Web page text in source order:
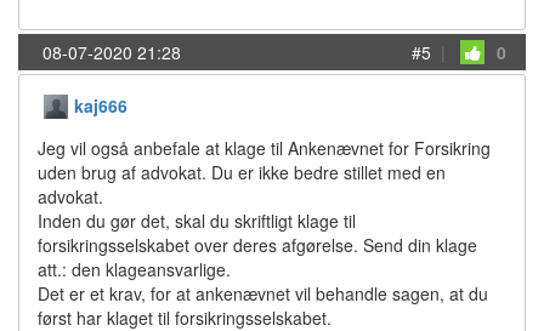
08-07-2020 21:28 #5 | 0
kaj666
Jeg vil også anbefale at klage til Ankenævnet for Forsikring
uden brug af advokat. Du er ikke bedre stillet med en
advokat.
Inden du gør det, skal du skriftligt klage til
forsikringsselskabet over deres afgørelse. Send din klage
att.: den klageansvarlige.
Det er et krav, for at ankenævnet vil behandle sagen, at du
først har klaget til forsikringsselskabet.